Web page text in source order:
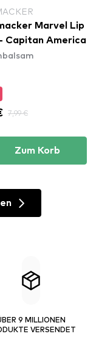
Marvel Lip
Capitan America
7,99 €
Zum Korb
9 MILLIONEN
VERSENDET